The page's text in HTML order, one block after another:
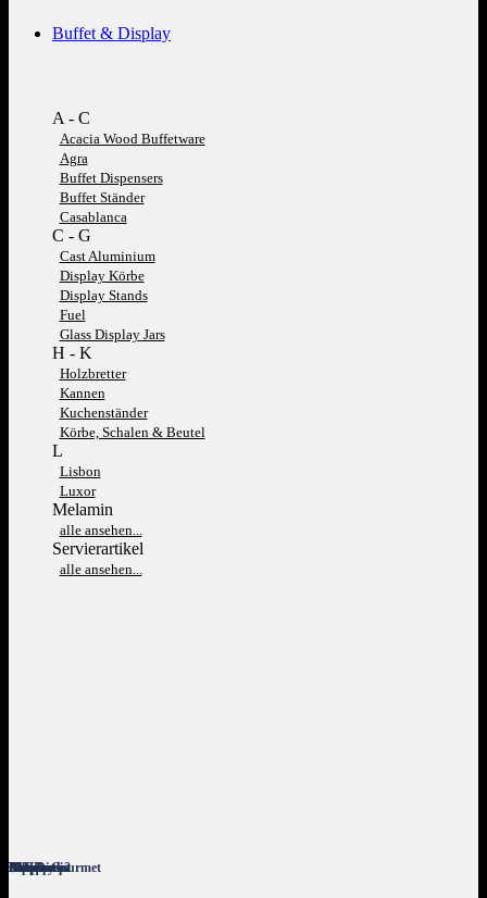
Buffet & Display
A - C
Acacia Wood Buffetware
Agra
Buffet Dispensers
Buffet Ständer
Casablanca
C - G
Cast Aluminium
Display Körbe
Display Stands
Fuel
Glass Display Jars
H - K
Holzbretter
Kannen
Kuchenständer
Körbe, Schalen & Beutel
L
Lisbon
Luxor
Melamin
alle ansehen...
Servierartikel
alle ansehen...
Giro
Metropolis
Aurea
B. Concept
Nano
Bahamas 2
Nordic
Peppery
Banquet
Barista
Buffet
Classic Gourmet
Fine Dine
Allspice
Anna